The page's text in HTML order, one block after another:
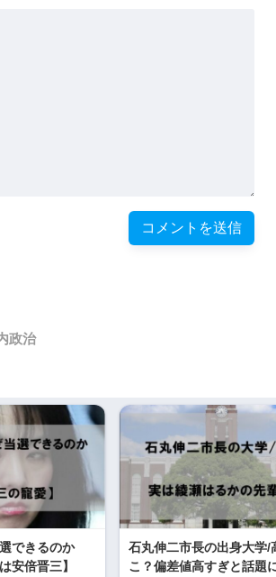
政治
できるのか
安倍晋三】
石丸伸二市長の出身大学/
こ？偏差値高すぎと話題